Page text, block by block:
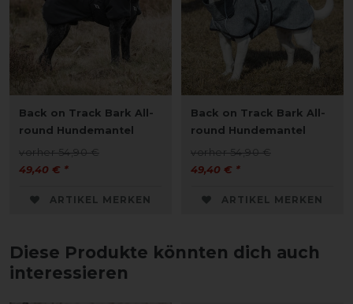
Back on Track Bark All-
round Hundemantel
vorher 54,90 €
49,40 € *
ARTIKEL MERKEN
Back on Track Bark All-
round Hundemantel
vorher 54,90 €
49,40 € *
ARTIKEL MERKEN
Diese Produkte könnten dich auch
interessieren